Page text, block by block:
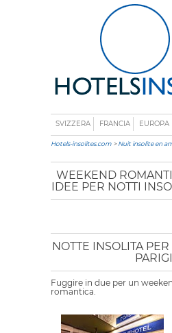
SVIZZERA FRANCIA EUROPA
Hotels-insolites.com >Nuit insolite en
WEEKEND
IDEE PER NOTTI
NOTTE INSOLITA
PARIGI
Fuggire in due per un
romantica.